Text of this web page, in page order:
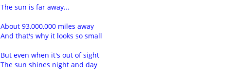
The sun is far away...
About 93,000,000 miles away
And that's why it looks so small
But even when it's out of sight
The sun shines night and day